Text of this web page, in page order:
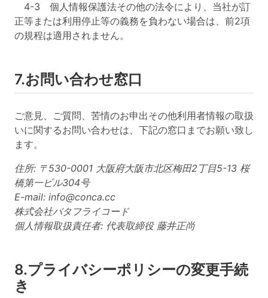
4-3 個人情報保護法その他の法令により、当社が訂
正等または利用停止等の義務を負わない場合は、前2項
の規程は適用されません。
7.お問い合わせ窓口
ご意見、ご質問、苦情のお申出その他利用者情報の取扱
いに関するお問い合わせは、下記の窓口までお願い致し
ます。
住所: 〒530-0001 大阪府大阪市北区梅田2丁目5-13 桜
橋第一ビル304号
E-mail: info@conca.cc
株式会社バタフライコード
個人情報取扱責任者: 代表取締役 藤井正尚
8.プライバシーポリシーの変更手続
き